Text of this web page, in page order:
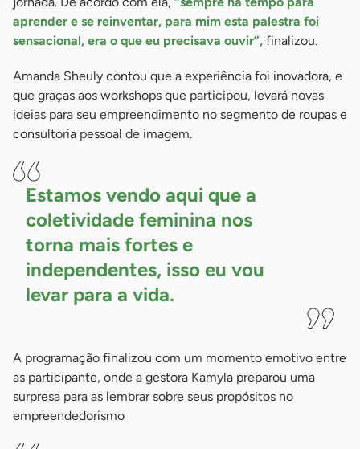
aprender e se reinventar, para mim esta palestra foi
sensacional, era o que eu precisava ouvir”, finalizou.
Amanda Sheuly contou que a experiência foi inovadora, e
que graças aos workshops que participou, levará novas
ideias para seu empreendimento no segmento de roupas e
consultoria pessoal de imagem.
Estamos vendo aqui que a
coletividade feminina nos
torna mais fortes e
independentes, isso eu vou
levar para a vida.
A programação finalizou com um momento emotivo entre
as participante, onde a gestora Kamyla preparou uma
surpresa para as lembrar sobre seus propósitos no
empreendedorismo